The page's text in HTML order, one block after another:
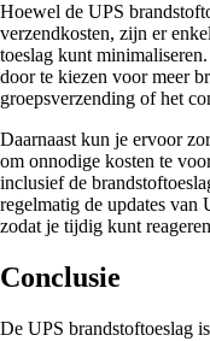
Hoewel de UPS
verzendkosten, zijn er
toeslag kunt
door te kiezen voor meer
groepsverzending of het
Daarnaast kun je ervoor
om onnodige kosten te
inclusief de
regelmatig de updates van
zodat je tijdig kunt
Conclusie
De UPS brandstoftoeslag